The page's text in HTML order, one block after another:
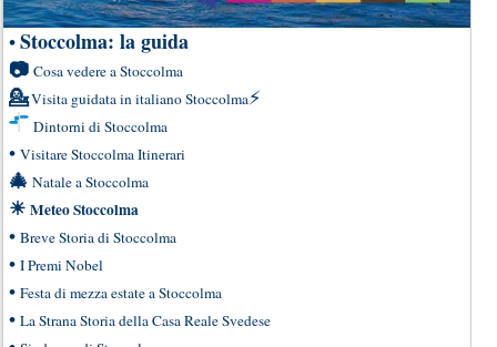
•Stoccolma: la guida
📷 Cosa vedere a Stoccolma
💁Visita guidata in italiano Stoccolma⚡
Dintorni di Stoccolma
• Visitare Stoccolma Itinerari
🎄 Natale a Stoccolma
☀ Meteo Stoccolma
• Breve Storia di Stoccolma
• I Premi Nobel
• Festa di mezza estate a Stoccolma
• La Strana Storia della Casa Reale Svedese